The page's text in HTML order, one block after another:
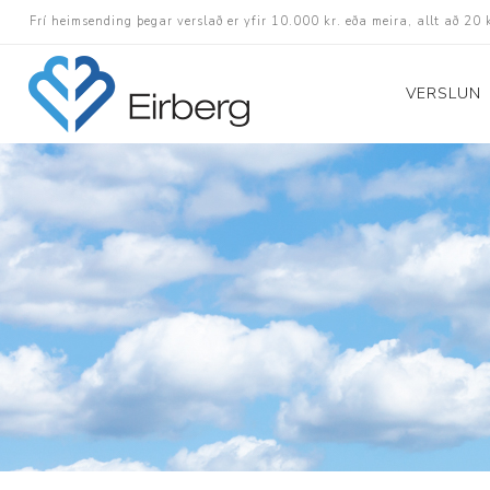
Frí heimsending þegar verslað er yfir 10.000 kr. eða meira, allt að 20
VERSLUN
Skór
Götuskór
Hlaupaskór
Utanvega- og
Barnaskór
Eldri skór á afslætti